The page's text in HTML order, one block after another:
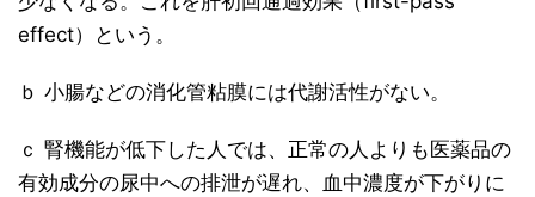
effect）という。
ｂ 小腸などの消化管粘膜には代謝活性がない。
ｃ 腎機能が低下した人では、正常の人よりも医薬品の
有効成分の尿中への排泄が遅れ、血中濃度が下がりに